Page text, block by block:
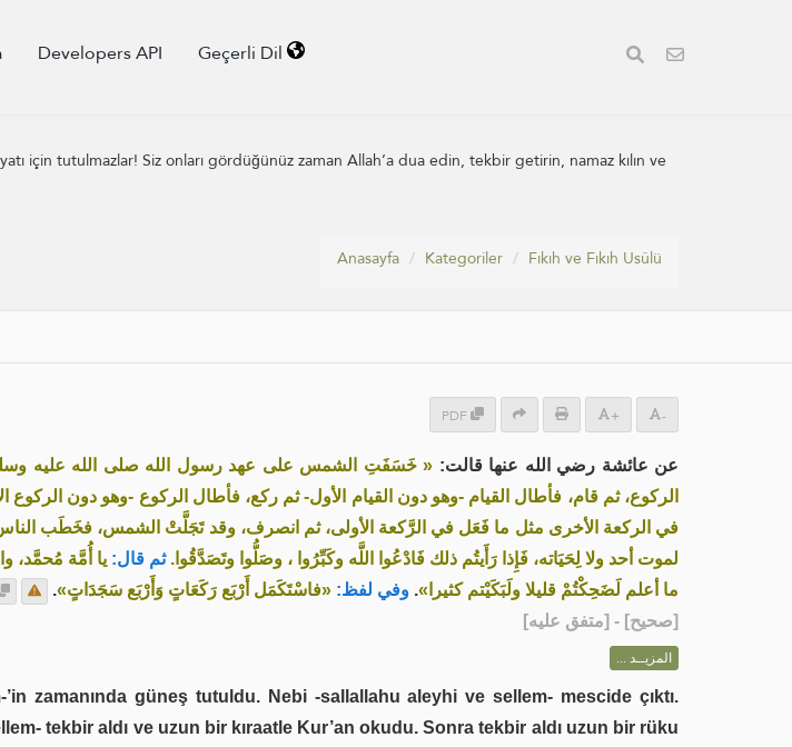
Developers API Geçerli Dil
için tutulmazlar! Siz onları gördüğünüz zaman Allah’a dua edin, tekbir getirin, namaz kılın ve
Anasayfa Kategoriler Fıkıh ve Fıkıh Usûlü
PDF + -
عن عائشة رضي الله عنها قالت: « خَسَفَتِ الشمس على عهد رسول الله صلى الله عليه
الركوع، ثم قام، فأطال القيام -وهو دون القيام الأول- ثم ركع، فأطال الركوع -وهو دون
في الركعة الأخرى مثل ما فَعَل في الرَّكعة الأولى، ثم انصرف، وقد تَجَلَّتْ الشمس، فخَطَب
لموت أحد ولا لِحَيَاته، فَإِذا رَأَيتُم ذلك فَادْعُوا اللَّه وكَبِّرُوا ، وصَلُّوا وتَصَدَّقُوا. ثم قال: يا أُمَّة مُحمَّد،
ما أعلم لَضَحِكْتُمْ قليلا ولَبَكَيْتم كثيرا». وفي لفظ: «فاسْتَكَمَل أَرْبَع رَكَعَاتٍ وَأَرْبَع سَجَدَاتٍ».
[صحيح] - [متفق عليه]
المزيــد ...
zamanında güneş tutuldu. Nebi -sallallahu aleyhi ve sellem- mescide çıktı.
tekbir aldı ve uzun bir kıraatle Kur’an okudu. Sonra tekbir aldı uzun bir rüku